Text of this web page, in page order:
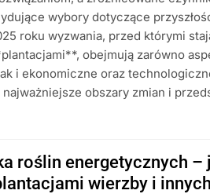
wybory dotyczące
roku wyzwania, przed którymi
obejmują zarówno
i ekonomiczne oraz
najważniejsze obszary zmian i
roślin energetycznych –
wierzby i